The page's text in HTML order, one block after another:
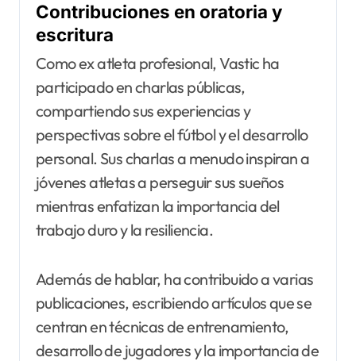
Contribuciones en oratoria y
escritura
Como ex atleta profesional, Vastic ha
participado en charlas públicas,
compartiendo sus experiencias y
perspectivas sobre el fútbol y el desarrollo
personal. Sus charlas a menudo inspiran a
jóvenes atletas a perseguir sus sueños
mientras enfatizan la importancia del
trabajo duro y la resiliencia.
Además de hablar, ha contribuido a varias
publicaciones, escribiendo artículos que se
centran en técnicas de entrenamiento,
desarrollo de jugadores y la importancia de